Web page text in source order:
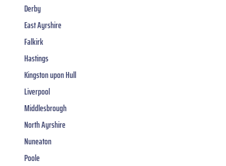
Derby
East Ayrshire
Falkirk
Hastings
Kingston upon Hull
Liverpool
Middlesbrough
North Ayrshire
Nuneaton
Poole